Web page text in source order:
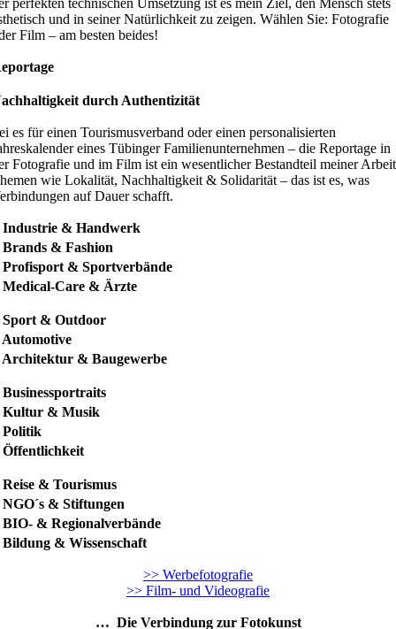
perfekten technischen Umsetzung ist es mein Ziel, den Mensch stets
und in seiner Natürlichkeit zu zeigen. Wählen Sie: Fotografie
Film – am besten beides!
durch Authentizität
es für einen Tourismusverband oder einen personalisierten
eines Tübinger Familienunternehmen – die Reportage in
Fotografie und im Film ist ein wesentlicher Bestandteil meiner
wie Lokalität, Nachhaltigkeit & Solidarität – das ist es, was
auf Dauer schafft.
Industrie & Handwerk
Brands & Fashion
Profisport & Sportverbände
Medical-Care & Ärzte
Sport & Outdoor
Automotive
Architektur & Baugewerbe
Businessportraits
Kultur & Musik
Politik
Öffentlichkeit
Reise & Tourismus
NGO´s & Stiftungen
BIO- & Regionalverbände
Bildung & Wissenschaft
>> Werbefotografie
>> Film- und Videografie
… Die Verbindung zur Fotokunst